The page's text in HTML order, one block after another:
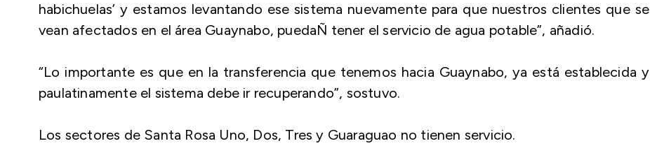
habichuelas’ y estamos levantando ese sistema nuevamente para que nuestros clientes que se
vean afectados en el área Guaynabo, puedaÑ tener el servicio de agua potable”, añadió.
“Lo importante es que en la transferencia que tenemos hacia Guaynabo, ya está establecida y
paulatinamente el sistema debe ir recuperando”, sostuvo.
Los sectores de Santa Rosa Uno, Dos, Tres y Guaraguao no tienen servicio.